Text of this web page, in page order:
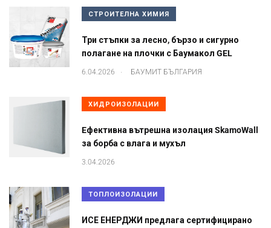
СТРОИТЕЛНА ХИМИЯ
Три стъпки за лесно, бързо и сигурно
полагане на плочки с Баумакол GEL
6.04.2026 . БАУМИТ БЪЛГАРИЯ
ХИДРОИЗОЛАЦИИ
Eфективна вътрешна изолация SkamoWall
за борба с влага и мухъл
3.04.2026
ТОПЛОИЗОЛАЦИИ
ИСЕ ЕНЕРДЖИ предлага сертифицирано